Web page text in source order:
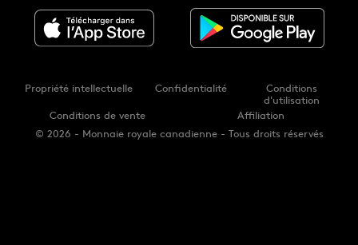
© 2026 - Monnaie royale canadienne - Tous droits réservés
Propriété intellectuelle Confidentialité
Conditions
d'utilisation
Conditions de vente
Affiliation